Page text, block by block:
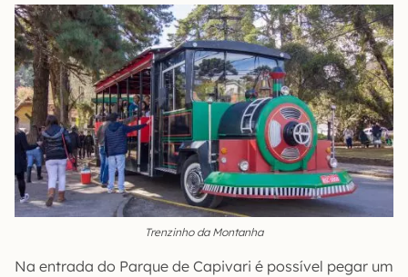
Trenzinho da Montanha
Na entrada do Parque de Capivari é possível pegar um